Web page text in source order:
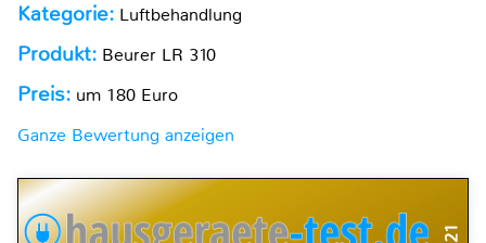
Kategorie: Luftbehandlung
Produkt: Beurer LR 310
Preis: um 180 Euro
Ganze Bewertung anzeigen